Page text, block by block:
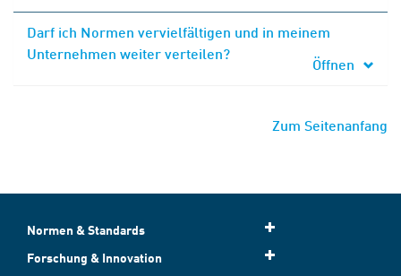
Darf ich Normen vervielfältigen und in meinem
Unternehmen weiter verteilen?
Öffnen
Zum Seitenanfang
Normen & Standards
Forschung & Innovation